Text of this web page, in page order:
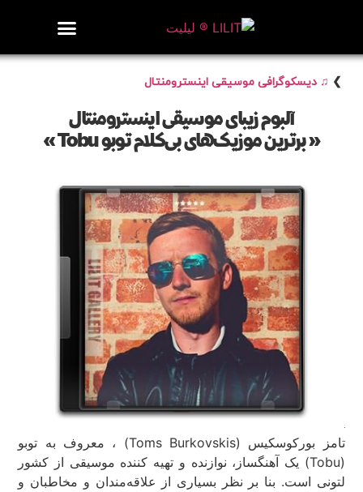
❯ ♫ دیسکوگرافی موسیقی اینسترومنتال
آلبوم زیبای موسیقی اینسترومنتال
« برترین موزیک‌های بی‌کلام توبو Tobu »
تامز بورکوسکیس (Toms Burkovskis) ، معروف به توبو
(Tobu) یک آهنگساز، نوازنده و تهیه کننده موسیقی از کشور
لتونی است. بنا بر نظر بسیاری از علاقه‌مندان و مخاطبان و